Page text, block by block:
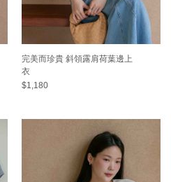
完美而珍貴 斜領露肩荷葉邊上
衣
$1,180